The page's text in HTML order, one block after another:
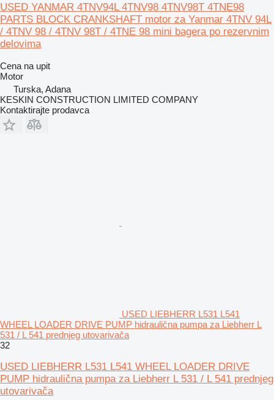
USED YANMAR 4TNV94L 4TNV98 4TNV98T 4TNE98
PARTS BLOCK CRANKSHAFT motor za Yanmar 4TNV 94L
/ 4TNV 98 / 4TNV 98T / 4TNE 98 mini bagera po rezervnim
delovima
Cena na upit
Motor
Turska, Adana
KESKIN CONSTRUCTION LIMITED COMPANY
Kontaktirajte prodavca
USED LIEBHERR L531 L541
WHEEL LOADER DRIVE PUMP hidraulična pumpa za Liebherr L
531 / L 541 prednjeg utovarivača
32
USED LIEBHERR L531 L541 WHEEL LOADER DRIVE
PUMP hidraulična pumpa za Liebherr L 531 / L 541 prednjeg
utovarivača